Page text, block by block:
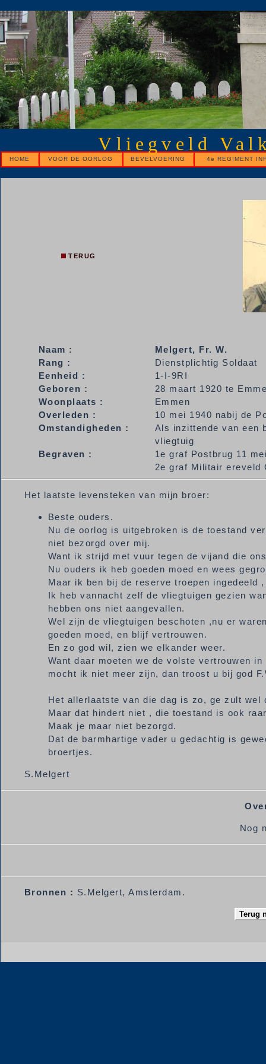
Vliegveld
HOME VOOR DE OORLOG BEVELVOERING 4e REGIMENT
TERUG
Naam : Melgert, Fr. W.
Rang :
Dienstplichtig Soldaat
Eenheid :
1-I-9RI
Geboren :
28 maart 1920 te
Woonplaats :
Emmen
Overleden :
10 mei 1940 nabij de
Omstandigheden :
Als inzittende van een
vliegtuig
Begraven :
1e graf Postbrug 11
2e graf Militair ereveld
Het laatste levensteken van mijn broer:
Beste ouders.
Nu de oorlog is uitgebroken is de toestand
niet bezorgd over mij.
Want ik strijd met vuur tegen de vijand die
Nu ouders ik heb goeden moed en wees
Maar ik ben bij de reserve troepen
Ik heb vannacht zelf de vliegtuigen gezien
hebben ons niet aangevallen.
Wel zijn de vliegtuigen beschoten ,nu er
goeden moed, en blijf vertrouwen.
En zo god wil, zien we elkander weer.
Want daar moeten we de volste vertrouwen
mocht ik niet meer zijn, dan troost u bij god
Het allerlaatste van die dag is zo, ge zult wel
Maar dat hindert niet , die toestand is ook
Maak je maar niet bezorgd.
Dat de barmhartige vader u gedachtig is
broertjes.
S.Melgert
Nog
Bronnen : S.Melgert, Amsterdam.